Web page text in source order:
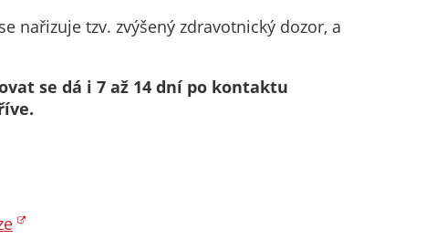
nařizuje tzv. zvýšený zdravotnický dozor, a
se dá i 7 až 14 dní po kontaktu